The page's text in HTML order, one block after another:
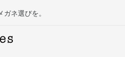
ネ選びを。